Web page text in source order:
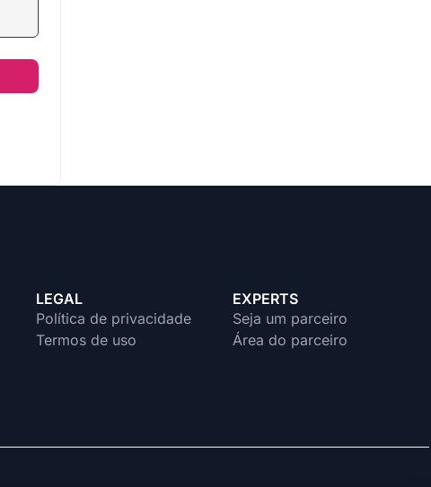
LEGAL
Política de privacidade
Termos de uso
EXPERTS
Seja um parceiro
Área do parceiro